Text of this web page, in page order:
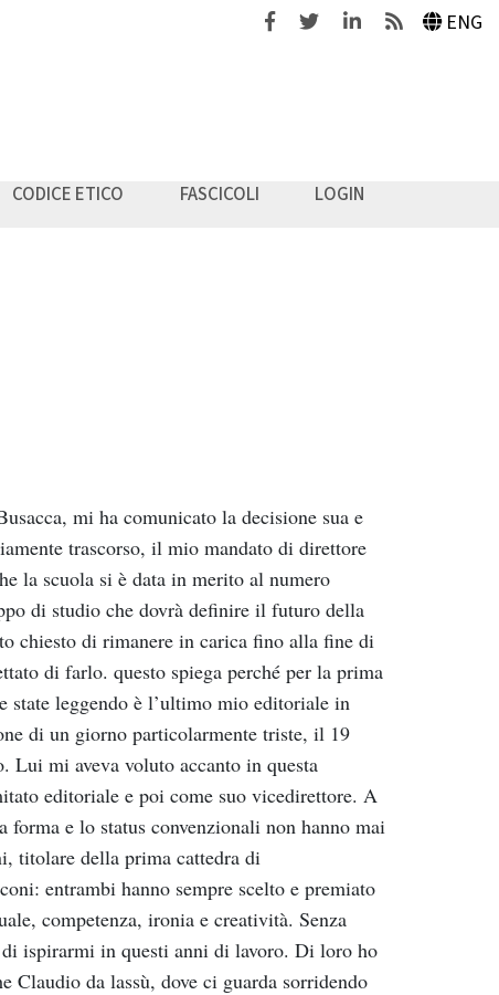
FacebookTwitterLinkedinFeeds ENG
CODICE ETICO FASCICOLI
LOGIN
mi ha comunicato la decisione sua e
trascorso, il mio mandato di direttore
la scuola si è data in merito al numero
di studio che dovrà definire il futuro della
chiesto di rimanere in carica fino alla fine di
di farlo. questo spiega perché per la prima
state leggendo è l’ultimo mio editoriale in
ne di un giorno particolarmente triste, il 19
Lui mi aveva voluto accanto in questa
editoriale e poi come suo vicedirettore. A
forma e lo status convenzionali non hanno mai
titolare della prima cattedra di
entrambi hanno sempre scelto e premiato
le, competenza, ironia e creatività. Senza
di ispirarmi in questi anni di lavoro. Di loro ho
Claudio da lassù, dove ci guarda sorridendo